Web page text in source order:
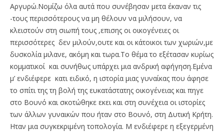
Αργυρώ.Νομίζω όλα αυτά που συνέβησαν μετα έκαναν τις
-τους περισσότερους να μη θέλουν να μιλήσουν, να
κλειστούν στη σιωπή τους ,επισης οι οικογένειες οι
περισσότερες δεν μιλούν,ουτε και οι κάτοικοι των χωριών,με
δυσκολία μιλανε, ακόμη και τωρα.Το θέμα το εξέτασαν κυρίως
κομματικοί και συνήθως υπάρχει μια ανδρική αφήγηση.Εμένα
μ’ ενδιέφερε κατι ειδικό, η ιστορία μιας γυναίκας που άφησε
το σπίτι της τη βολή της ευκατάστατης οικογένειας και πηγε
στο Βουνό και σκοτώθηκε εκει και στη συνέχεια οι ιστορίες
των άλλων γυναικών που ήταν στο Βουνό, στη Δυτική Κρήτη.
Ηταν μια συγκεκριμένη τοπολογία. Μ ενδιέφερε η εξεγερμένη